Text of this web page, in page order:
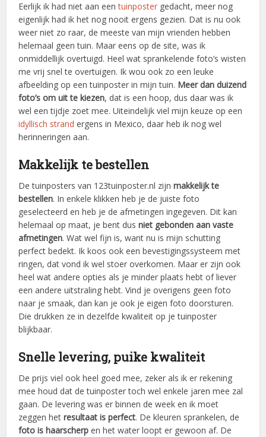
Eerlijk ik had niet aan eentuinposter gedacht, meer nog
eigenlijk had ik het nog nooit ergens gezien. Dat is nu ook
weer niet zo raar, de meeste van mijn vrienden hebben
helemaal geen tuin. Maar eens op de site, was ik
onmiddellijk overtuigd. Heel wat sprankelende foto’s wisten
me vrij snel te overtuigen. Ik wou ook zo een leuke
afbeelding op een tuinposter in mijn tuin. Meer dan duizend
foto’s om uit te kiezen, dat is een hoop, dus daar was ik
wel een tijdje zoet mee. Uiteindelijk viel mijn keuze op een
idyllisch strand ergens in Mexico, daar heb ik nog wel
herinneringen aan.
Makkelijk te bestellen
De tuinposters van 123tuinposter.nl zijnmakkelijk te
bestellen. In enkele klikken heb je de juiste foto
geselecteerd en heb je de afmetingen ingegeven. Dit kan
helemaal op maat, je bent dusniet gebonden aan vaste
afmetingen. Wat wel fijn is, want nu is mijn schutting
perfect bedekt. Ik koos ook een bevestigingssysteem met
ringen, dat vond ik wel stoer overkomen. Maar er zijn ook
heel wat andere opties als je minder plaats hebt of liever
een andere uitstraling hebt. Vind je overigens geen foto
naar je smaak, dan kan je ook je eigen foto doorsturen.
Die drukken ze in dezelfde kwaliteit op je tuinposter
blijkbaar.
Snelle levering, puike kwaliteit
De prijs viel ook heel goed mee, zeker als ik er rekening
mee houd dat de tuinposter toch wel enkele jaren mee zal
gaan. De levering was er binnen de week en ik moet
zeggen hetresultaat is perfect. De kleuren sprankelen, de
foto is haarscherp en het water loopt er gewoon af. De